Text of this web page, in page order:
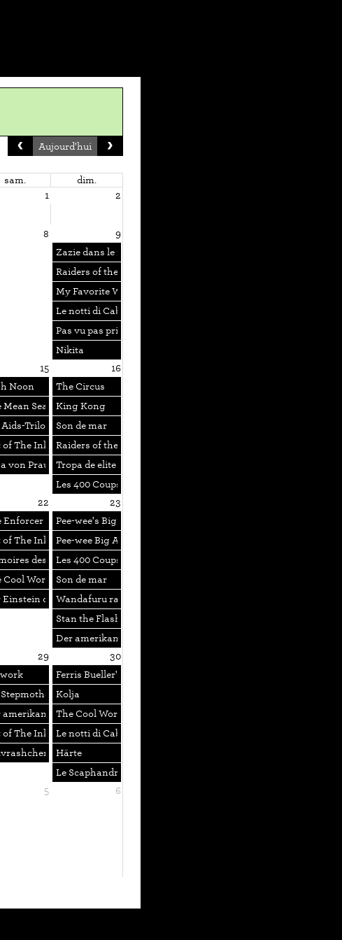
Aujourd'hui
sam.
dim.
1 2
8
9
Zazie dans le métro
Raiders of the Lost Ark
My Favorite Wife
Le notti di Cabiria
Pas vu pas pris
Nikita
15
16
Noon
The Circus
Las Vegas + Magoo Makes News
Mean SeasonKing Kong
Trilogie: Positive – Die Antwort schwuler Männer in New York auf
Son de mar
of The Inkwell 7Raiders of the Lost Ark
von Praunheim The Aids Trilogy 2 & 3
Tropa de elite
Les 400 Coups + Antoine Doinel + Actualité
22
23
Enforcer
Pee-wee's Big Adventure
wird gewarnt
of The Inkwell 9Pee-wee Big Adventure
la World News Company
des années de jeune fille d’un homme
Les 400 Coups + Antoine Doinel + Actualité
Cool World
Son de mar
Einstein des SexWandafuru raifu
Stan the Flasher
Der amerikanische Freund
29
30
Paris + A ValparaisoFerris Bueller's Day Off
Is an Alien
Kolja
?
la World News Company
amerikanische Freund
The Cool World
of The Inkwell 10Le notti di Cabiria
Härte
Le Scaphandre et le Papillon
5
6